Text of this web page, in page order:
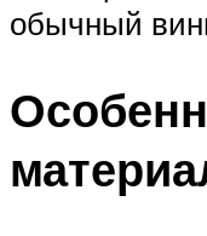
обычный